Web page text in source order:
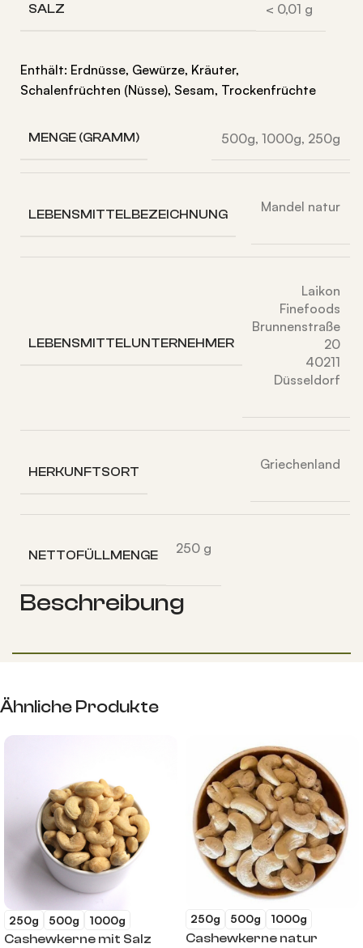
SALZ < 0,01 g
Enthält: Erdnüsse, Gewürze, Kräuter,
Schalenfrüchten (Nüsse), Sesam, Trockenfrüchte
MENGE (GRAMM) 500g, 1000g, 250g
LEBENSMITTELBEZEICHNUNG Mandel natur
LEBENSMITTELUNTERNEHMER
Laikon
Finefoods
Brunnenstraße
20
40211
Düsseldorf
HERKUNFTSORT Griechenland
NETTOFÜLLMENGE 250 g
Beschreibung
Ähnliche Produkte
250g 500g 1000g
Cashewkerne mit Salz
250g 500g 1000g
Cashewkerne natur